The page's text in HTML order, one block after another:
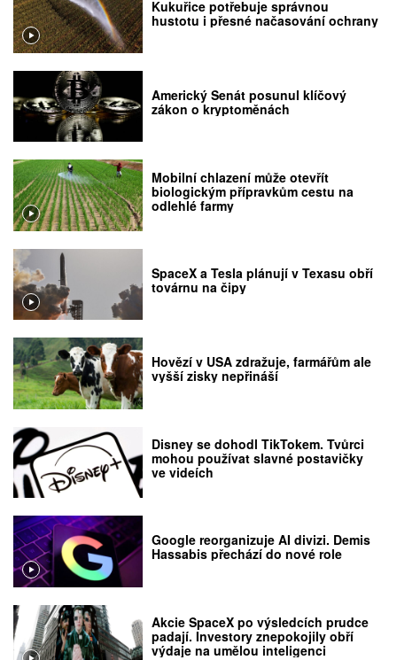
Kukuřice potřebuje správnou
hustotu i přesné načasování ochrany
Americký Senát posunul klíčový
zákon o kryptoměnách
Mobilní chlazení může otevřít
biologickým přípravkům cestu na
odlehlé farmy
SpaceX a Tesla plánují v Texasu obří
továrnu na čipy
Hovězí v USA zdražuje, farmářům ale
vyšší zisky nepřináší
Disney se dohodl TikTokem. Tvůrci
mohou používat slavné postavičky
ve videích
Google reorganizuje AI divizi. Demis
Hassabis přechází do nové role
Akcie SpaceX po výsledcích prudce
padají. Investory znepokojily obří
výdaje na umělou inteligenci